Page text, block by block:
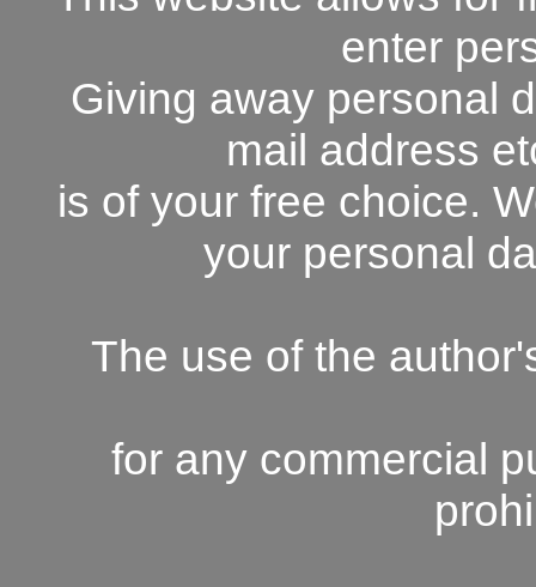
enter
Giving away personal
mail address
is of your free choice.
your personal
The use of the
for any commercial